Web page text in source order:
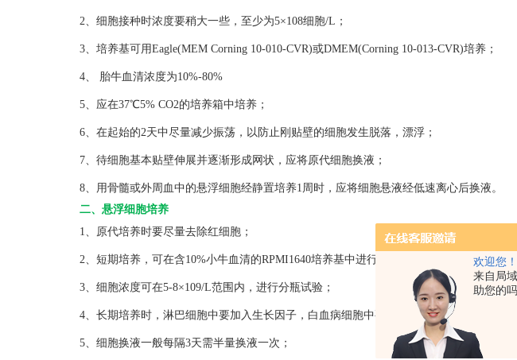
欢迎您！
来自局
助您的
2、细胞接种时浓度要稍大一些，至少为5×108细胞/L；
3、培养基可用Eagle(MEM Corning 10-010-CVR)或DMEM(Corning 10-013-CVR)培养；
4、 胎牛血清浓度为10%-80%
5、应在37℃5% CO2的培养箱中培养；
6、在起始的2天中尽量减少振荡，以防止刚贴壁的细胞发生脱落，漂浮；
7、待细胞基本贴壁伸展并逐渐形成网状，应将原代细胞换液；
8、用骨髓或外周血中的悬浮细胞经静置培养1周时，应将细胞悬液经低速离心后换液。
二、悬浮细胞培养
1、原代培养时要尽量去除红细胞；
2、短期培养，可在含10%小牛血清的RPMI1640培养基中进行；
3、细胞浓度可在5-8×109/L范围内，进行分瓶试验；
4、长期培养时，淋巴细胞中要加入生长因子，白血病细胞中要加入少量的原患者血清，以
5、细胞换液一般每隔3天需半量换液一次；